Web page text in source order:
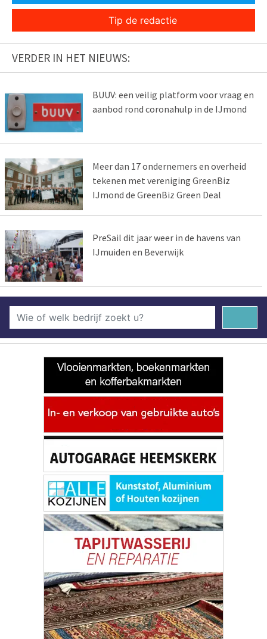
Tip de redactie
VERDER IN HET NIEUWS:
BUUV: een veilig platform voor vraag en
aanbod rond coronahulp in de IJmond
Meer dan 17 ondernemers en overheid
tekenen met vereniging GreenBiz
IJmond de GreenBiz Green Deal
PreSail dit jaar weer in de havens van
IJmuiden en Beverwijk